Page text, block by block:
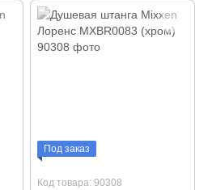
Под заказ
Код товара: 90308